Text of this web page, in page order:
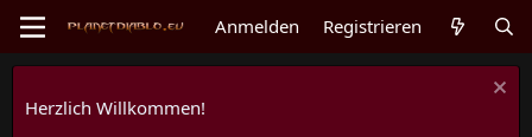
Anmelden Registrieren
Herzlich Willkommen!